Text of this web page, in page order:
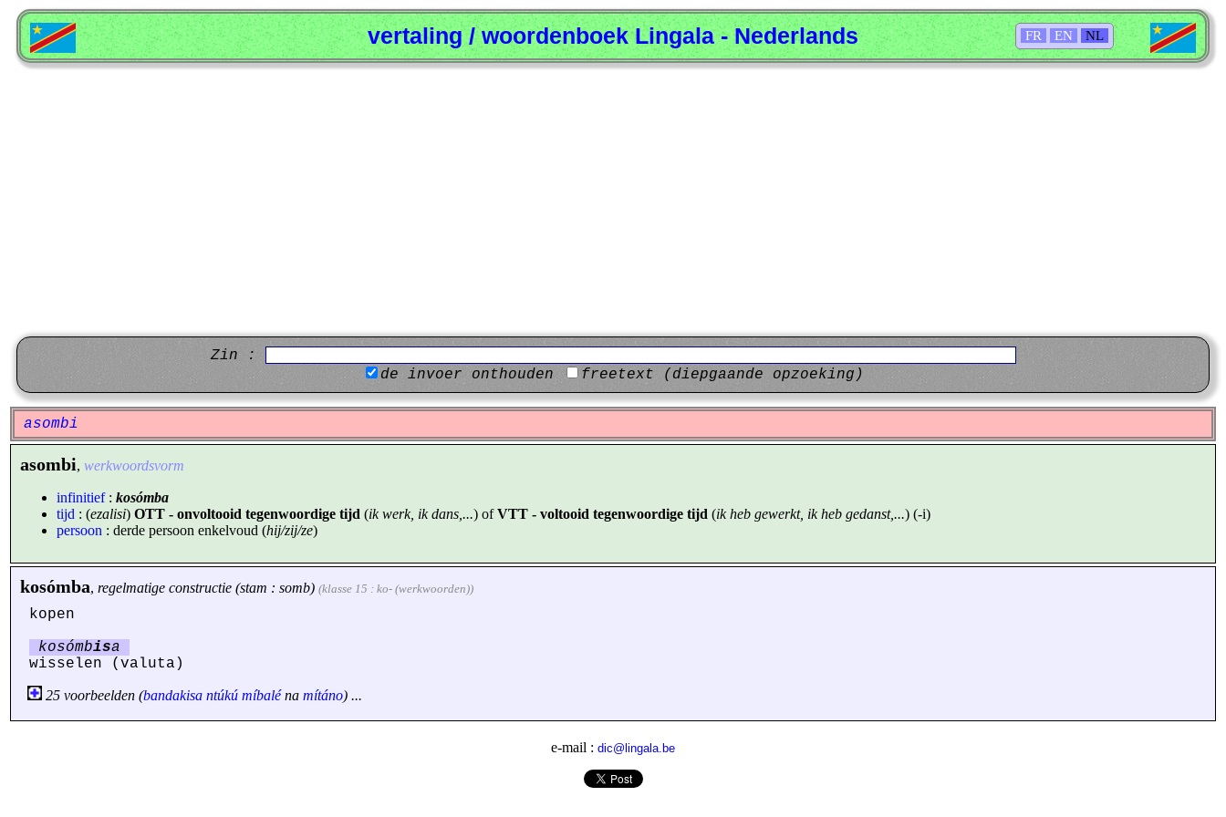
FR EN NL
vertaling / woordenboek Lingala - Nederlands
Zin :
de invoer onthouden
freetext (diepgaande opzoeking)
asombi
asombi, werkwoordsvorm
infinitief: kosómba
tijd : (ezalisi) OTT - onvoltooid tegenwoordige tijd (ik werk, ik dans,...) ofVTT - voltooid tegenwoordige tijd (ik heb gewerkt, ik heb gedanst,...) (-i)
persoon : derde persoon enkelvoud (hij/zij/ze)
kosómba, regelmatige constructie (stam : somb) (klasse 15 : ko- (werkwoorden))
kopen
kosómbisa
wisselen (valuta)
25 voorbeelden (bandakisa ntúkú míbaléna mítáno) ...
e-mail : dic@lingala.be